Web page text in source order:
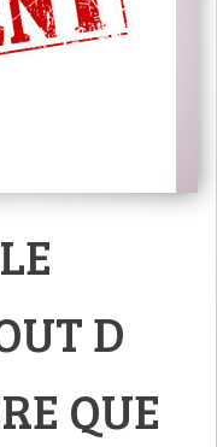
D
QUE